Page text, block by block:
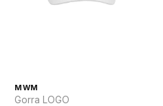
MWM
Gorra LOGO